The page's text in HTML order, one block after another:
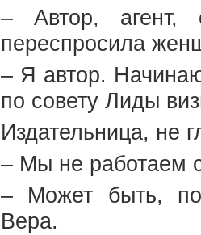
– Автор, агент,
переспросила
– Я автор.
по совету Лиды
Издательница, не
– Мы не работаем
– Может быть,
Вера.